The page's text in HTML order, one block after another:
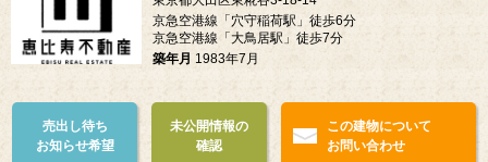
京急空港線「穴守稲荷駅」徒歩6分
京急空港線「大鳥居駅」徒歩7分
築年月 1983年7月
売出し待ち
お知らせ希望
未公開情報の
確認
この建物について
お問い合わせ